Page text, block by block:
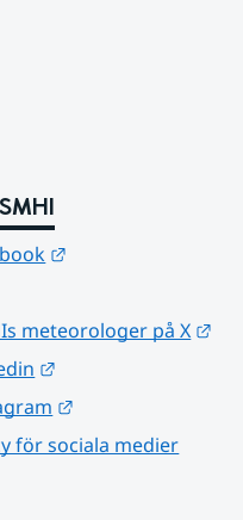
meteorologer på X
för sociala medier